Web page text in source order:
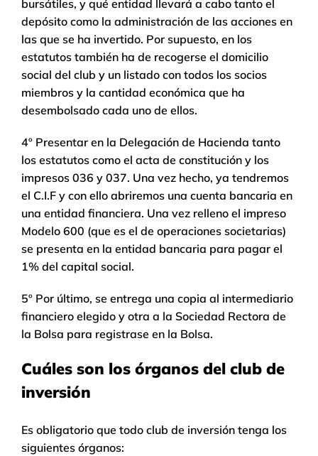
bursátiles, y qué entidad llevará a cabo tanto el
depósito como la administración de las acciones en
las que se ha invertido. Por supuesto, en los
estatutos también ha de recogerse el domicilio
social del club y un listado con todos los socios
miembros y la cantidad económica que ha
desembolsado cada uno de ellos.
4º Presentar en la Delegación de Hacienda tanto
los estatutos como el acta de constitución y los
impresos 036 y 037. Una vez hecho, ya tendremos
el C.I.F y con ello abriremos una cuenta bancaria en
una entidad financiera. Una vez relleno el impreso
Modelo 600 (que es el de operaciones societarias)
se presenta en la entidad bancaria para pagar el
1% del capital social.
5º Por último, se entrega una copia al intermediario
financiero elegido y otra a la Sociedad Rectora de
la Bolsa para registrase en la Bolsa.
Cuáles son los órganos del club de
inversión
Es obligatorio que todo club de inversión tenga los
siguientes órganos: